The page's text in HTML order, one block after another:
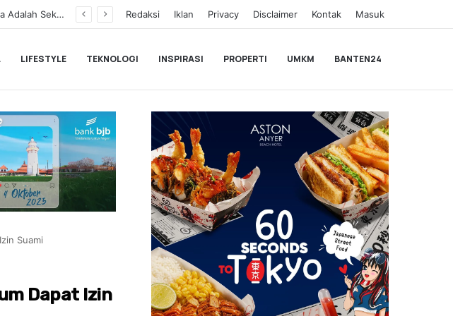
BLACKPINK Gelar Meet & Greet Spesial Rayakan Anniversary ke-10, Ini Syarat dan Jadwalnya Redaksi Iklan Privacy Disclaimer Kontak Masuk
LIFESTYLE TEKNOLOGI INSPIRASI PROPERTI UMKM BANTEN24
Suami
Dapat Izin